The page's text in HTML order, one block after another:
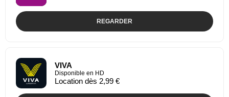
REGARDER
VIVA
Disponible en HD
Location dès 2,99 €